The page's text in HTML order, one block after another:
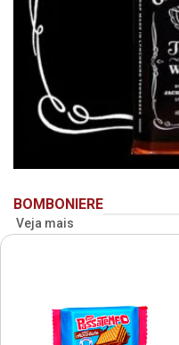
BOMBONIERE
Veja mais